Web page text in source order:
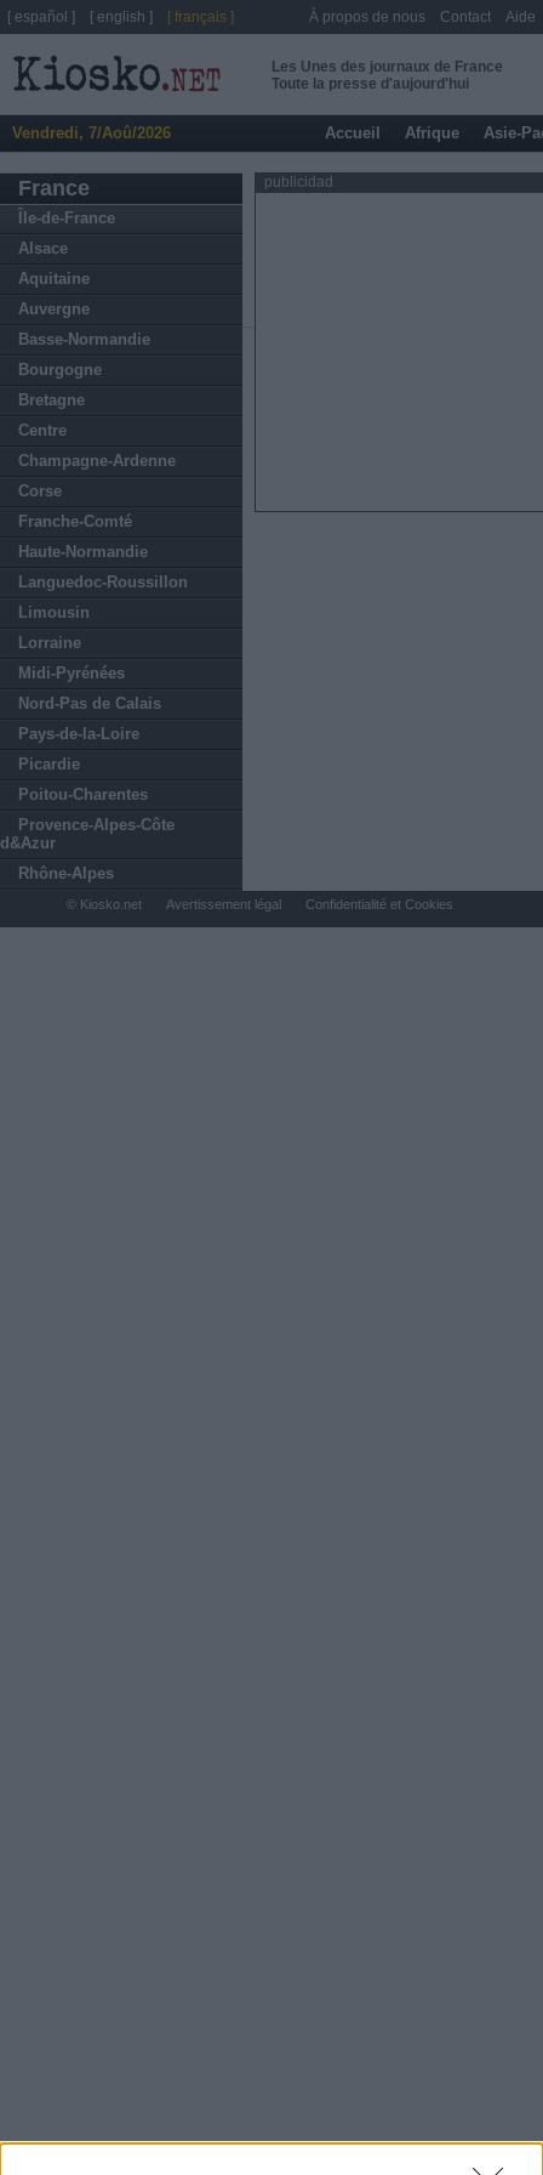
Les Unes des journaux de France
Toute la presse d'aujourd'hui
Vendredi, 7/Aoû/2026 Accueil Afrique Asie-
France
Île-de-France
Alsace
Aquitaine
Auvergne
Basse-Normandie
Bourgogne
Bretagne
Centre
Champagne-Ardenne
Corse
Franche-Comté
Haute-Normandie
Languedoc-Roussillon
Limousin
Lorraine
Midi-Pyrénées
Nord-Pas de Calais
Pays-de-la-Loire
Picardie
Poitou-Charentes
Provence-Alpes-Côte
d&Azur
Rhône-Alpes
publicidad
[ español ] [ english ] [ français ] À propos de nous Contact Aide
© Kiosko.net Avertissement légal Confidentialité et Cookies